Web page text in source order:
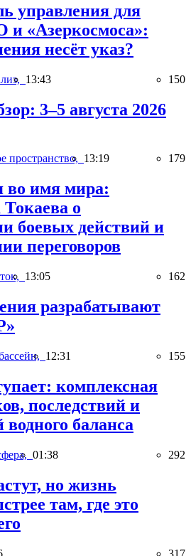
управления для
и «Азеркосмоса»:
несёт указ?
13:43 150
3–5 августа 2026
пространство, 13:19 179
во имя мира:
о
боевых действий и
переговоров
13:05 162
разрабатывают
12:31 155
комплексная
последствий и
водного баланса
01:38 292
но жизнь
там, где это
317